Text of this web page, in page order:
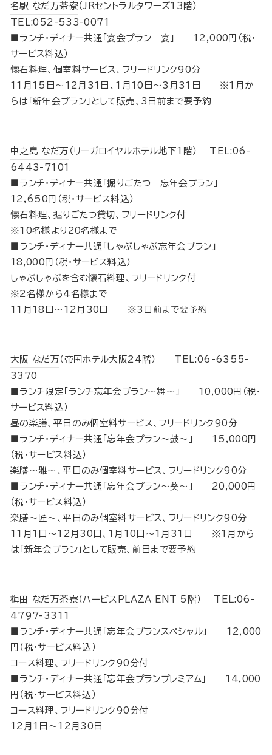
名駅 なだ万茶寮（JRセントラルタワーズ13階）
TEL:052-533-0071
■ランチ・ディナー共通「宴会プラン 宴」 12,000円（税･
サービス料込）
懐石料理、個室料サービス、フリードリンク90分
11月15日～12月31日、1月10日～3月31日 ※1月か
らは「新年会プラン」として販売、3日前まで要予約
中之島 なだ万 （リーガロイヤルホテル地下1階） TEL:06-
6443-7101
■ランチ・ディナー共通「掘りごたつ 忘年会プラン」
12,650円（税・サービス料込）
懐石料理、掘りごたつ貸切、フリードリンク付
※10名様より20名様まで
■ランチ・ディナー共通「しゃぶしゃぶ忘年会プラン」
18,000円（税･サービス料込）
しゃぶしゃぶを含む懐石料理、フリードリンク付
※2名様から4名様まで
11月18日～12月30日 ※3日前まで要予約
大阪 なだ万 （帝国ホテル大阪24階） TEL:06-6355-
3370
■ランチ限定「ランチ忘年会プラン～舞～」 10,000円（税･
サービス料込）
昼の楽膳、平日のみ個室料サービス、フリードリンク90分
■ランチ・ディナー共通「忘年会プラン～鼓～」 15,000円
（税･サービス料込）
楽膳～雅～、平日のみ個室料サービス、フリードリンク90分
■ランチ・ディナー共通「忘年会プラン～葵～」 20,000円
（税･サービス料込）
楽膳～匠～、平日のみ個室料サービス、フリードリンク90分
11月1日～12月30日、1月10日～1月31日 ※1月から
は「新年会プラン」として販売、前日まで要予約
梅田 なだ万茶寮（ハービスPLAZA ENT 5階） TEL:06-
4797-3311
■ランチ・ディナー共通「忘年会プランスペシャル」 12,000
円（税･サービス料込）
コース料理、フリードリンク90分付
■ランチ・ディナー共通「忘年会プランプレミアム」 14,000
円（税･サービス料込）
コース料理、フリードリンク90分付
12月1日～12月30日